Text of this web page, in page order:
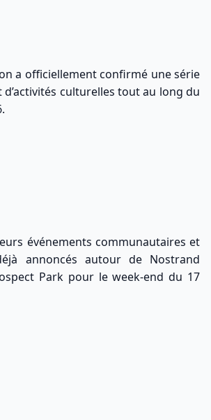
a officiellement confirmé une série
culturelles tout au long du
événements communautaires et
annoncés autour de Nostrand
Park pour le week-end du 17